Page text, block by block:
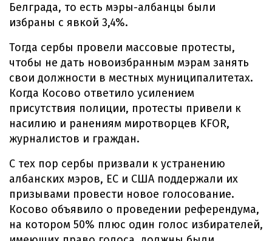
Белграда, то есть мэры-албанцы были
избраны с явкой 3,4%.
Тогда сербы провели массовые протесты,
чтобы не дать новоизбранным мэрам занять
свои должности в местных муниципалитетах.
Когда Косово ответило усилением
присутствия полиции, протесты привели к
насилию и ранениям миротворцев KFOR,
журналистов и граждан.
С тех пор сербы призвали к устранению
албанских мэров, ЕС и США поддержали их
призывами провести новое голосование.
Косово объявило о проведении референдума,
на котором 50% плюс один голос избирателей,